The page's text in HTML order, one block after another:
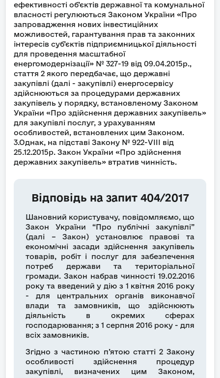
ефективності об’єктів державної та комунальної
власності регулюються Законом України «Про
запровадження нових інвестиційних
можливостей, гарантування прав та законних
інтересів суб’єктів підприємницької діяльності
для проведення масштабної
енергомодернізації» № 327-19 від 09.04.2015р.,
стаття 2 якого передбачає, що державні
закупівлі (далі - закупівлі) енергосервісу
здійснюються за процедурами державних
закупівель у порядку, встановленому Законом
України «Про здійснення державних закупівель»
для закупівлі послуг, з урахуванням
особливостей, встановлених цим Законом.
3.Однак, на підставі Закону № 922-VIII від
25.12.2015р. Закон України «Про здійснення
державних закупівель» втратив чинність.
Відповідь на запит 404/2017
Шановний користувачу, повідомляємо, що
Закон України “Про публічні закупівлі”
(далі – Закон) установлює правові та
економічні засади здійснення закупівель
товарів, робіт і послуг для забезпечення
потреб держави та територіальної
громади. Закон набрав чинності 19.02.2016
року та введений у дію з 1 квітня 2016 року
- для центральних органів виконавчої
влади та замовників, що здійснюють
діяльність в окремих сферах
господарювання; з 1 серпня 2016 року - для
всіх замовників.
Згідно з частиною п’ятою статті 2 Закону
особливості здійснення процедур
закупівлі, визначених цим Законом,